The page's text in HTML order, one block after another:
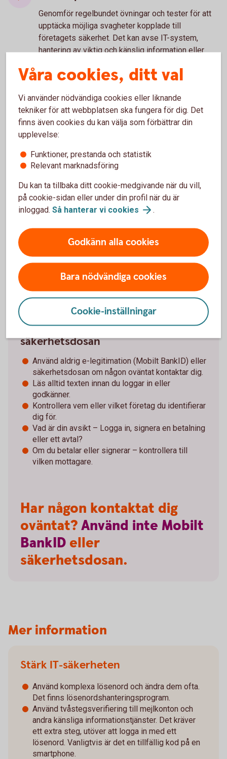
Genomför regelbundet övningar och tester för att
upptäcka möjliga svagheter kopplade till
företagets säkerhet. Det kan avse IT-system,
hantering av viktig och känslig information eller
Träna medarbetarna
Utbilda dina medarbetare regelbundet i era
kontrollprocesser. Både för att alla ska veta hur de
ska agera i vissa situationer, och risker de bör vara
extra uppmärksamma på. Särskilt om de innehar
exempel Ekonomi- eller IT-personal.
underlag
Om företaget trots allt blir utsatt, kontakta
dokumentera så mycket information som möjligt
för att kunna överlämna till brottsutredande
myndigheter i jakten på förövarna.
Tips för Mobilt BankID och
säkerhetsdosan
Använd aldrig e-legitimation (Mobilt BankID) eller
säkerhetsdosan om någon oväntat kontaktar dig.
Läs alltid texten innan du loggar in eller
godkänner.
Kontrollera vem eller vilket företag du identifierar
dig för.
Vad är din avsikt – Logga in, signera en betalning
eller ett avtal?
Om du betalar eller signerar – kontrollera till
vilken mottagare.
Har någon kontaktat dig
oväntat?Använd inte Mobilt
BankID eller
säkerhetsdosan.
Mer information
Stärk IT-säkerheten
Använd komplexa lösenord och ändra dem ofta.
Det finns lösenordshanteringsprogram.
Använd tvåstegsverifiering till mejlkonton och
andra känsliga informationstjänster. Det kräver
ett extra steg, utöver att logga in med ett
lösenord. Vanligtvis är det en tillfällig kod på en
smartphone.
Våra cookies, ditt val
Vi använder nödvändiga cookies eller liknande
tekniker för att webbplatsen ska fungera för dig. Det
finns även cookies du kan välja som förbättrar din
upplevelse:
Funktioner, prestanda och statistik
Relevant marknadsföring
Du kan ta tillbaka ditt cookie-medgivande när du vill,
på cookie-sidan eller under din profil när du är
inloggad. Så hanterar vi cookies .
Godkänn alla cookies
Bara nödvändiga cookies
Cookie-inställningar